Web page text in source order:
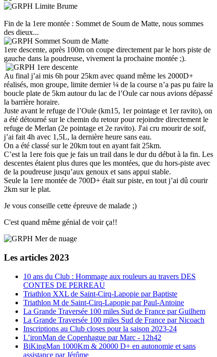
Fin de la 1ere montée : Sommet de Soum de Matte, nous sommes
des dieux...
1ere descente, après 100m on coupe directement par le hors piste de
gauche dans la poudreuse, vivement la prochaine montée ;).
Au final j’ai mis 6h pour 25km avec quand même les 2000D+
réalisés, mon groupe, limite dernier ¼ de la course n’a pas pu faire la
boucle plate de 5km autour du lac de l’Oule car nous avions dépassé
la barrière horaire.
Juste avant le refuge de l’Oule (km15, 1er pointage et 1er ravito), on
a été détourné sur le chemin du retour pour rejoindre directement le
refuge de Merlan (2e pointage et 2e ravito). J'ai cru mourir de soif,
j’ai fait 4h avec 1,5L, la dernière heure sans eau.
On a été classé sur le 20km tout en ayant fait 25km.
C’est la 1ere fois que je fais un trail dans le dur du début à la fin. Les
descentes étaient plus dures que les montées, que du hors-piste avec
de la poudreuse jusqu’aux genoux et sans appui stable.
Seule la 1ere montée de 700D+ était sur piste, en tout j’ai dû courir
2km sur le plat.
Je vous conseille cette épreuve de malade ;)
C'est quand même génial de voir ça!!
Les articles 2023
10 ans du Club : Hommage aux rouleurs au travers DES
CONTES DE PERREAU
Triathlon XXL de Saint-Cirq-Lapopie par Baptiste
Triathlon M de Saint-Cirq-Lapopie par Paul-Antoine
La Grande Traversée 100 miles Sud de France par Guilhem
La Grande Traversée 100 miles Sud de France par Nicoach
Inscriptions au Club closes pour la saison 2023-24
L’ironMan de Copenhague par Marc - 12h42
BiKingMan 1000Km & 20000 D+ en autonomie et sans
assistance par Jérôme